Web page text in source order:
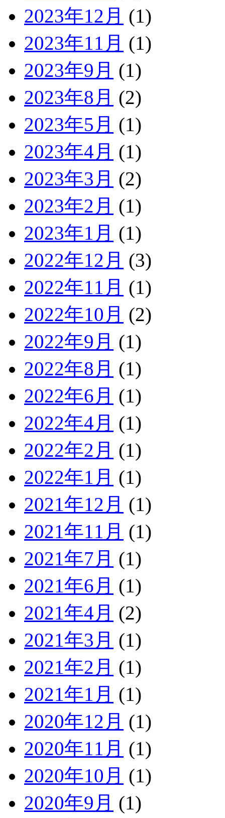
2023年12月 (1)
2023年11月 (1)
2023年9月 (1)
2023年8月 (2)
2023年5月 (1)
2023年4月 (1)
2023年3月 (2)
2023年2月 (1)
2023年1月 (1)
2022年12月 (3)
2022年11月 (1)
2022年10月 (2)
2022年9月 (1)
2022年8月 (1)
2022年6月 (1)
2022年4月 (1)
2022年2月 (1)
2022年1月 (1)
2021年12月 (1)
2021年11月 (1)
2021年7月 (1)
2021年6月 (1)
2021年4月 (2)
2021年3月 (1)
2021年2月 (1)
2021年1月 (1)
2020年12月 (1)
2020年11月 (1)
2020年10月 (1)
2020年9月 (1)